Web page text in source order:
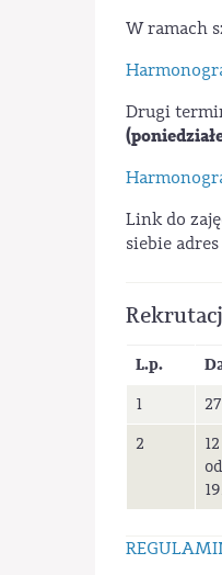
W ramach
Drugi
Link do
siebie
L.p.
1
2